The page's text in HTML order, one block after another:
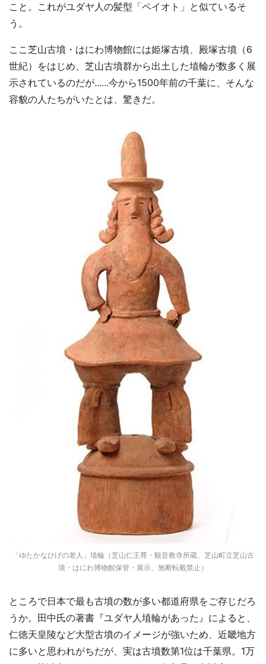
こと。これがユダヤ人の髪型「ペイオト」と似ているそ
う。
ここ芝山古墳・はにわ博物館には姫塚古墳、殿塚古墳（6
世紀）をはじめ、芝山古墳群から出土した埴輪が数多く展
示されているのだが......今から1500年前の千葉に、そんな
容貌の人たちがいたとは、驚きだ。
「ゆたかなひげの老人」埴輪（芝山仁王尊・観音教寺所蔵、芝山町立芝山古
墳・はにわ博物館保管・展示、無断転載禁止）
ところで日本で最も古墳の数が多い都道府県をご存じだろ
うか。田中氏の著書『ユダヤ人埴輪があった』によると、
仁徳天皇陵など大型古墳のイメージが強いため、近畿地方
に多いと思われがちだが、実は古墳数第1位は千葉県。1万